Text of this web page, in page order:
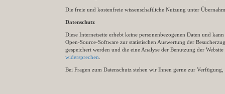
Die freie und kostenfreie wissenschaftliche Nutzung unter
Datenschutz
Diese Internetseite erhebt keine personenbezogenen Daten und
Open-Source-Software zur statistischen Auswertung der
gespeichert werden und die eine Analyse der Benutzung der
widersprechen
Bei Fragen zum Datenschutz stehen wir Ihnen gerne zur